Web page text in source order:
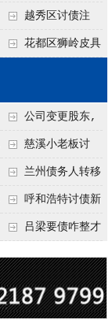
南：2026年这2个细
节不注意，钱很难要
越秀区讨债注
意！没有借条只有微
花都区狮岭皮具
3种合法追债路径
公司变更股东,
变更前的债权债务谁
承担
慈溪小老板讨
债，2026年这2个本
地行业协会出面，比
法院传票快
兰州债务人转移
财产后申请破产，20
26年破产程序里还能
呼和浩特讨债新
招：2026年用“律师
成本低见效快
吕梁要债咋整才
调解渠道，比找公司
强